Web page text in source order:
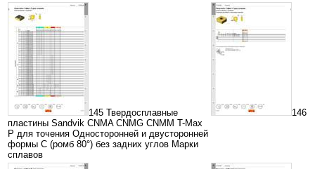
145 Твердосплавные
пластины Sandvik CNMA CNMG CNMM T-Max
P для точения Односторонней и двусторонней
формы С (ромб 80°) без задних углов Марки
сплавов
146